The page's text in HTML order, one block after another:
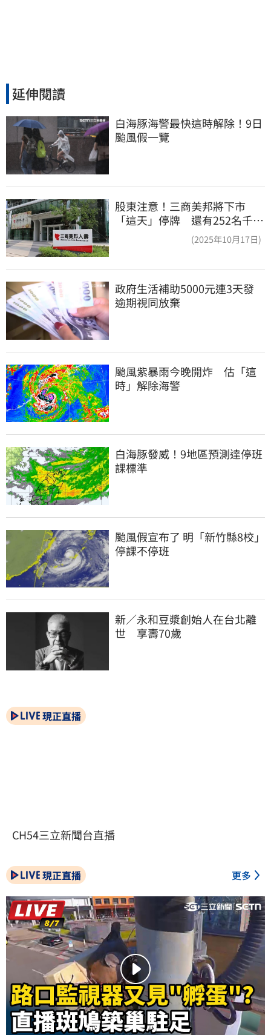
延伸閱讀
白海豚海警最快這時解除！9日
颱風假一覽
股東注意！三商美邦將下市
「這天」停牌 還有252名千張
(2025年10月17日)
政府生活補助5000元連3天發
逾期視同放棄
颱風紫暴雨今晚開炸　估「這
時」解除海警
白海豚發威！9地區預測達停班
課標準
颱風假宣布了 明「新竹縣8校」
停課不停班
新／永和豆漿創始人在台北離
世　享壽70歲
現正直播
CH54三立新聞台直播
現正直播 更多